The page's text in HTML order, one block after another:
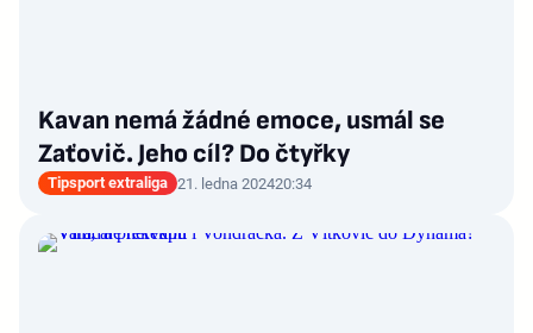
Kavan nemá žádné emoce, usmál se
Zaťovič. Jeho cíl? Do čtyřky
Tipsport extraliga 21. ledna 202420:34